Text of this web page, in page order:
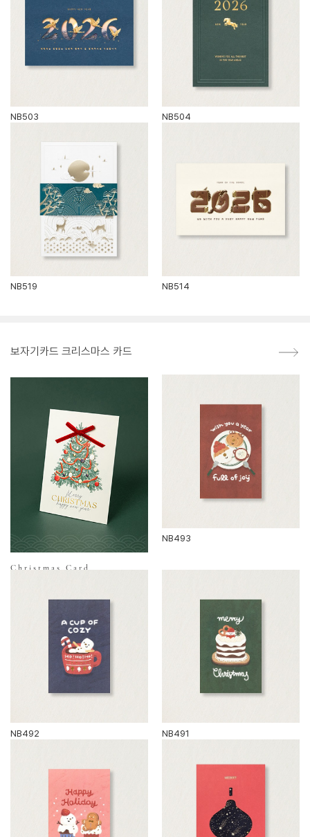
NB503 NB504
NB519 NB514
보자기카드 크리스마스 카드
Christmas Card
NB493
NB492 NB491